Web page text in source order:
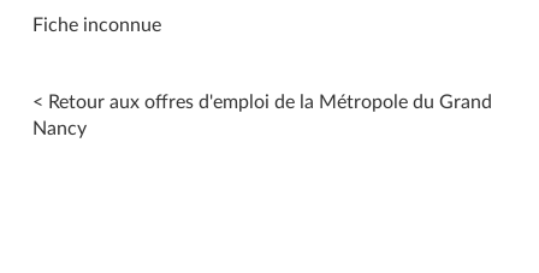
Fiche inconnue
< Retour aux offres d'emploi de la Métropole du Grand
Nancy